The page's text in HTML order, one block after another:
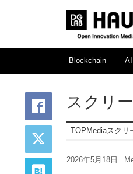
Blockchain AI
スクリ
TOP Mediaスクリ
2026年5月18日